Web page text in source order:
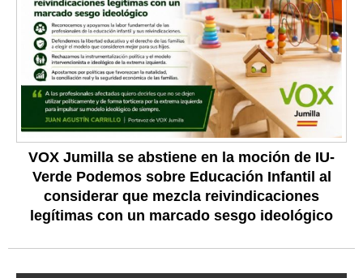
VOX Jumilla se abstiene en la moción de IU-
Verde Podemos sobre Educación Infantil al
considerar que mezcla reivindicaciones
legítimas con un marcado sesgo ideológico